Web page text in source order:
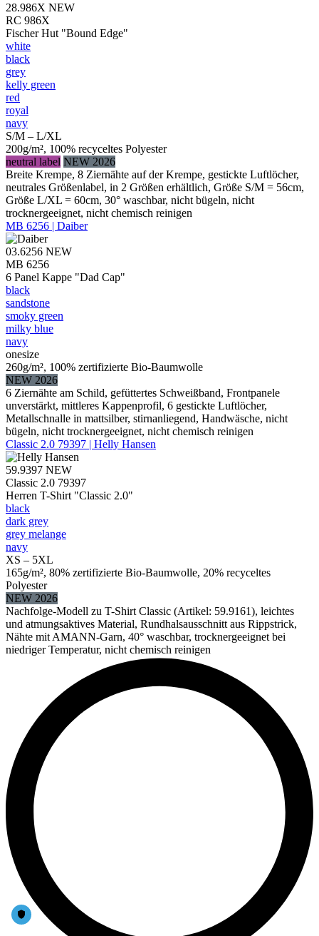
28.986X NEW
RC 986X
Fischer Hut "Bound Edge"
white
black
grey
kelly green
red
royal
navy
S/M – L/XL
200g/m², 100% recyceltes Polyester
neutral label NEW 2026
Breite Krempe, 8 Ziernähte auf der Krempe, gestickte Luftlöcher,
neutrales Größenlabel, in 2 Größen erhältlich, Größe S/M = 56cm,
Größe L/XL = 60cm, 30° waschbar, nicht bügeln, nicht
trocknergeeignet, nicht chemisch reinigen
MB 6256 | Daiber
03.6256 NEW
MB 6256
6 Panel Kappe "Dad Cap"
black
sandstone
smoky green
milky blue
navy
onesize
260g/m², 100% zertifizierte Bio-Baumwolle
NEW 2026
6 Ziernähte am Schild, gefüttertes Schweißband, Frontpanele
unverstärkt, mittleres Kappenprofil, 6 gestickte Luftlöcher,
Metallschnalle in mattsilber, stirnanliegend, Handwäsche, nicht
bügeln, nicht trocknergeeignet, nicht chemisch reinigen
Classic 2.0 79397 | Helly Hansen
59.9397 NEW
Classic 2.0 79397
Herren T-Shirt "Classic 2.0"
black
dark grey
grey melange
navy
XS – 5XL
165g/m², 80% zertifizierte Bio-Baumwolle, 20% recyceltes
Polyester
NEW 2026
Nachfolge-Modell zu T-Shirt Classic (Artikel: 59.9161), leichtes
und atmungsaktives Material, Rundhalsausschnitt aus Rippstrick,
Nähte mit AMANN-Garn, 40° waschbar, trocknergeeignet bei
niedriger Temperatur, nicht chemisch reinigen